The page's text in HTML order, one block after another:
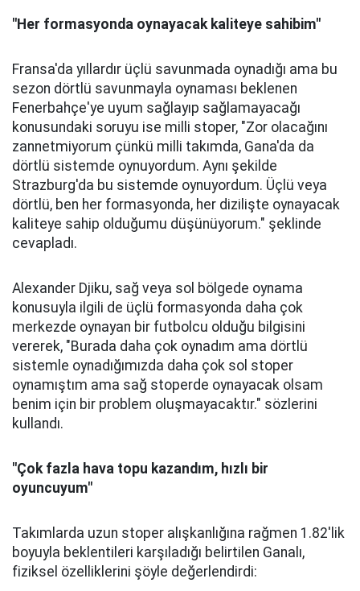
"Her formasyonda oynayacak kaliteye sahibim"
Fransa'da yıllardır üçlü savunmada oynadığı ama bu
sezon dörtlü savunmayla oynaması beklenen
Fenerbahçe'ye uyum sağlayıp sağlamayacağı
konusundaki soruyu ise milli stoper, "Zor olacağını
zannetmiyorum çünkü milli takımda, Gana'da da
dörtlü sistemde oynuyordum. Aynı şekilde
Strazburg'da bu sistemde oynuyordum. Üçlü veya
dörtlü, ben her formasyonda, her dizilişte oynayacak
kaliteye sahip olduğumu düşünüyorum." şeklinde
cevapladı.
Alexander Djiku, sağ veya sol bölgede oynama
konusuyla ilgili de üçlü formasyonda daha çok
merkezde oynayan bir futbolcu olduğu bilgisini
vererek, "Burada daha çok oynadım ama dörtlü
sistemle oynadığımızda daha çok sol stoper
oynamıştım ama sağ stoperde oynayacak olsam
benim için bir problem oluşmayacaktır." sözlerini
kullandı.
"Çok fazla hava topu kazandım, hızlı bir
oyuncuyum"
Takımlarda uzun stoper alışkanlığına rağmen 1.82'lik
boyuyla beklentileri karşıladığı belirtilen Ganalı,
fiziksel özelliklerini şöyle değerlendirdi: